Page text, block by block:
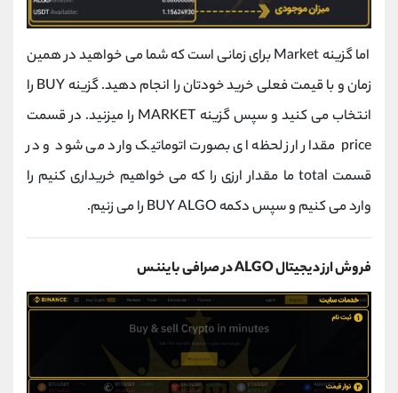
اما گزینه Market برای زمانی است که شما می خواهید در همین
زمان و با قیمت فعلی خرید خودتان را انجام دهید. گزینه BUY را
انتخاب می کنید و سپس گزینه MARKET را میزنید. در قسمت
price مقدار ارز لحظه ای بصورت اتوماتیک وارد می شود و در
قسمت total ما مقدار ارزی را که می خواهیم خریداری کنیم را
وارد می کنیم و سپس دکمه BUY ALGO را می زنیم.
فروش ارز دیجیتال ALGO در صرافی بایننس